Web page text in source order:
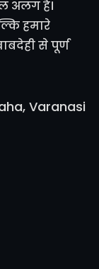
अलग है।
हमारे
से पूर्ण
Varanasi